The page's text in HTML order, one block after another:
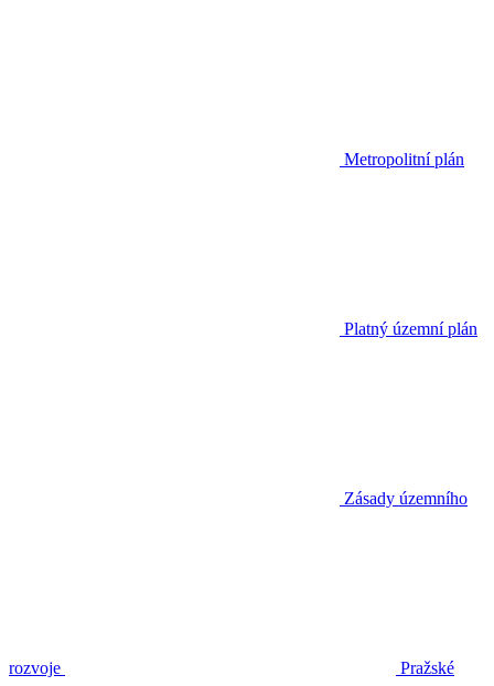
Metropolitní plán
Platný územní plán
Zásady územního
rozvoje Pražské